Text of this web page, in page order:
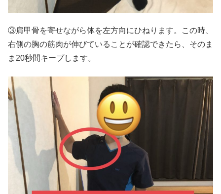
③肩甲骨を寄せながら体を左方向にひねります。この時、
右側の胸の筋肉が伸びていることが確認できたら、そのま
ま20秒間キープします。